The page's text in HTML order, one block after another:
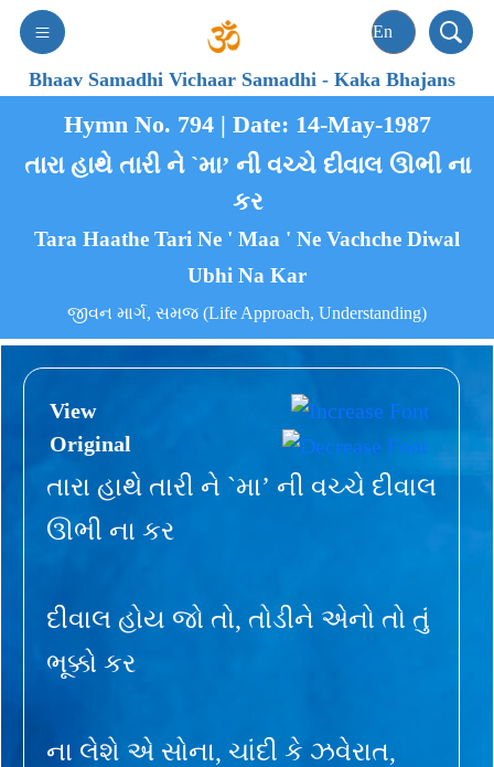
Bhaav Samadhi Vichaar Samadhi-Kaka Bhajans
Hymn No. 794 | Date: 14-May-1987
તારા હાથે તારી ને `મા’ ની વચ્ચે દીવાલ ઊભી ના
કર
Tara Haathe Tari Ne ' Maa ' Ne Vachche Diwal
Ubhi Na Kar
જીવન માર્ગ, સમજ (Life Approach, Understanding)
View
Original
તારા હાથે તારી ને `મા’ ની વચ્ચે દીવાલ
ઊભી ના કર
દીવાલ હોય જો તો, તોડીને એનો તો તું
ભૂક્કો કર
ના લેશે એ સોના, ચાંદી કે ઝવેરાત,